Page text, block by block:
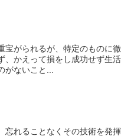
宝がられるが、特定のものに徹
、かえって損をし成功せず生活
ないこと...
忘れることなくその技術を発揮